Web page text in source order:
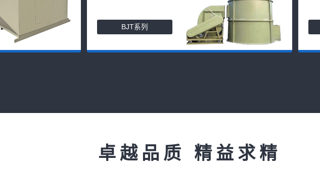
BJT系列
卓越品质 精益求精